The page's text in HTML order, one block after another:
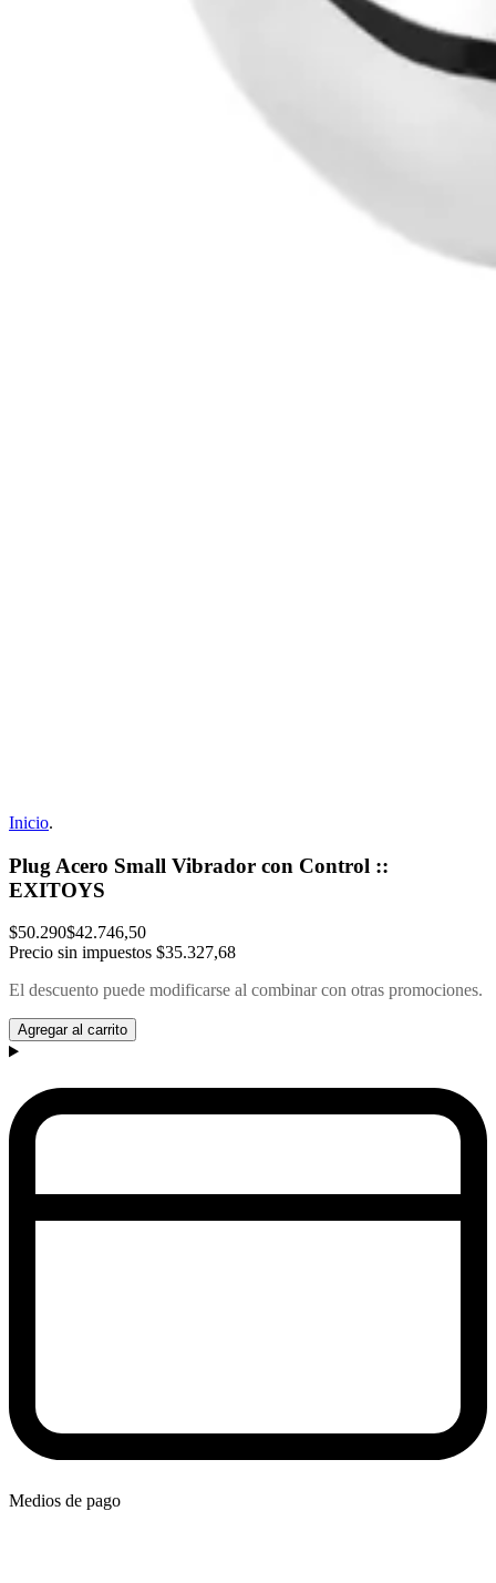
Inicio.
Plug Acero Small Vibrador con Control ::
EXITOYS
$50.290$42.746,50
Precio sin impuestos $35.327,68
El descuento puede modificarse al combinar con otras promociones.
Agregar al carrito
Medios de pago